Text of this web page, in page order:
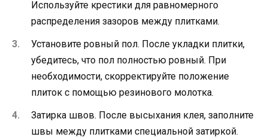
Используйте крестики для равномерного
распределения зазоров между плитками.
Установите ровный пол. После укладки плитки,
убедитесь, что пол полностью ровный. При
необходимости, скорректируйте положение
плиток с помощью резинового молотка.
Затирка швов. После высыхания клея, заполните
швы между плитками специальной затиркой.